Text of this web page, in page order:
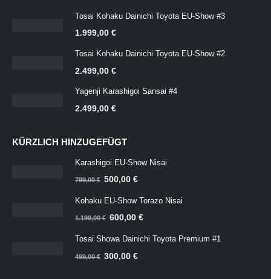
Tosai Kohaku Dainichi Toyota EU-Show #3
1.999,00 €
Tosai Kohaku Dainichi Toyota EU-Show #2
2.499,00 €
Yagenji Karashigoi Sansai #4
2.499,00 €
KÜRZLICH HINZUGEFÜGT
Karashigoi EU-Show Nisai
799,00€ Ursprünglicher
war:
799,00 €
500,00 €Aktueller
ist:
500,00 €.
Kohaku EU-Show Torazo Nisai
1.199,00€ Ursprünglicher
war:
1.199,00 €
600,00 €Aktueller
ist:
Tosai Showa Dainichi Toyota Premium #1
499,00€ Ursprünglicher
300,00 €Aktueller